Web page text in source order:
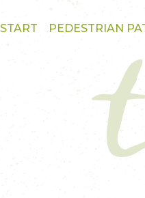
START PEDESTRIAN